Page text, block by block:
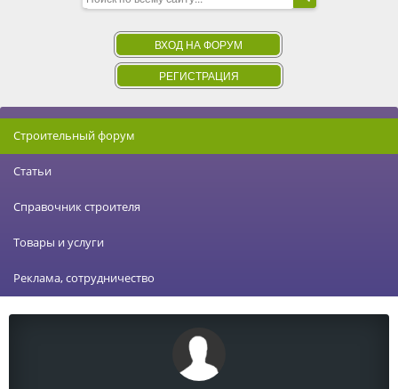
ВХОД НА ФОРУМ
РЕГИСТРАЦИЯ
Строительный форум
Статьи
Справочник строителя
Товары и услуги
Реклама, сотрудничество